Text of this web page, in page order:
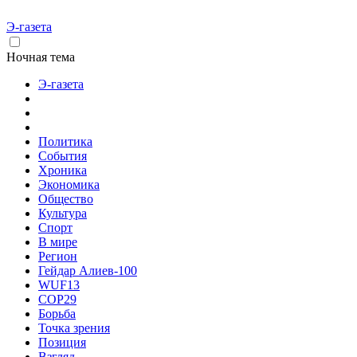
Э-газета
Ночная тема
Э-газета
Политика
События
Хроника
Экономика
Общество
Культура
Спорт
В мире
Регион
Гейдар Алиев-100
WUF13
COP29
Борьба
Точка зрения
Позиция